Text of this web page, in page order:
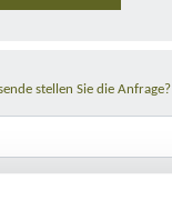
stellen Sie die Anfrage?